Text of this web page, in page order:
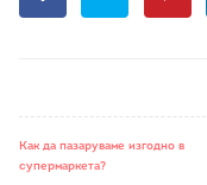
Как да пазаруваме изгодно в
супермаркета?